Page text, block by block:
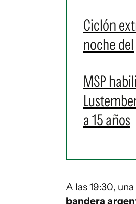
Ciclón
noche
MSP
a 15 años
A las 19:30,
bandera